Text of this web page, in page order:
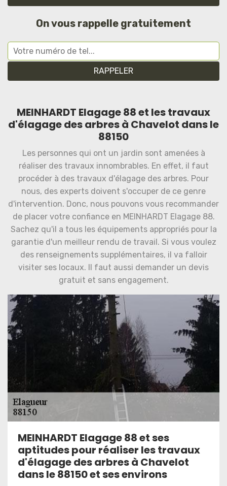
On vous rappelle gratuitement
MEINHARDT Elagage 88 et les travaux
d'élagage des arbres à Chavelot dans le
88150
Les personnes qui ont un jardin sont amenées à
réaliser des travaux innombrables. En effet, il faut
procéder à des travaux d'élagage des arbres. Pour
nous, des experts doivent s'occuper de ce genre
d'intervention. Donc, nous pouvons vous recommander
de placer votre confiance en MEINHARDT Elagage 88.
Sachez qu'il a tous les équipements appropriés pour la
garantie d'un meilleur rendu de travail. Si vous voulez
des renseignements supplémentaires, il va falloir
visiter ses locaux. Il faut aussi demander un devis
gratuit et sans engagement.
MEINHARDT Elagage 88 et ses
aptitudes pour réaliser les travaux
d'élagage des arbres à Chavelot
dans le 88150 et ses environs